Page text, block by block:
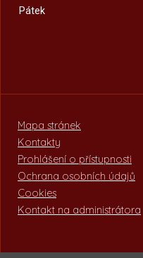
Pátek
Mapa stránek
Kontakty
Prohlášení o přístupnosti
Ochrana osobních údajů
Cookies
Kontakt na administrátora